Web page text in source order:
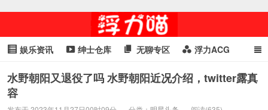
娱乐资讯 绅士仓库 无聊专区 浮力ACG
浮力GIF 明星头条 浮力资讯 头条女神 萌妹专区
cosplay
水野朝阳又退役了吗 水野朝阳近况介绍，twitter露真
容